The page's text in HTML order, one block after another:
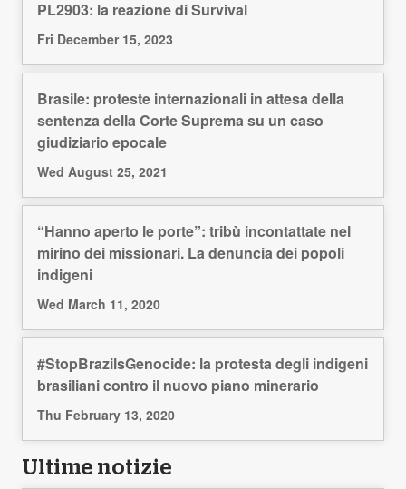
PL2903: la reazione di Survival
Fri December 15, 2023
Brasile: proteste internazionali in attesa della
sentenza della Corte Suprema su un caso
giudiziario epocale
Wed August 25, 2021
“Hanno aperto le porte”: tribù incontattate nel
mirino dei missionari. La denuncia dei popoli
indigeni
Wed March 11, 2020
#StopBrazilsGenocide: la protesta degli indigeni
brasiliani contro il nuovo piano minerario
Thu February 13, 2020
Ultime notizie